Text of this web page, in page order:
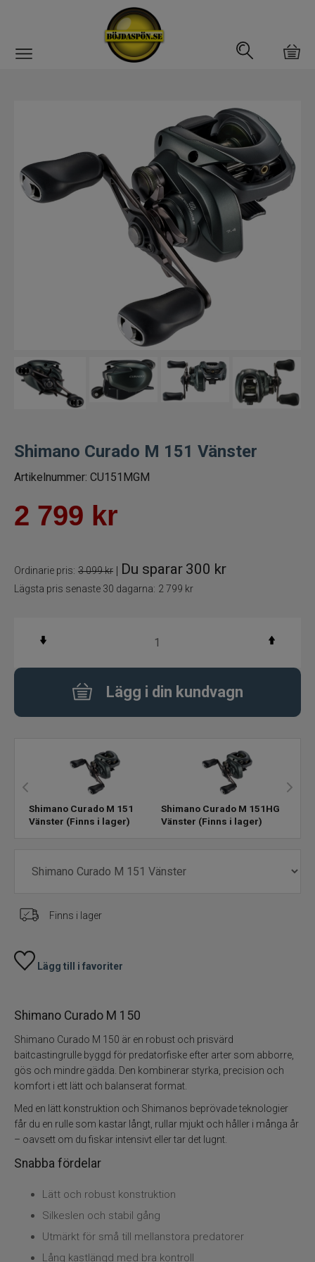
Interfiske
Rullar
Flugrullar
Tillbehör fiskerullar
Spön
Fiskeset
Fiskedrag
Småplock
Trolling
Varumärken
Shimano Curado M 151 Vänster
Artikelnummer: CU151MGM
2 799 kr
Ordinarie pris: 3 099 kr | Du sparar 300 kr
Lägsta pris senaste 30 dagarna: 2 799 kr
Lägg i din kundvagn
Shimano Curado M 151
Vänster (Finns i lager)
Shimano Curado M 151HG
Vänster (Finns i lager)
Finns i lager
Lägg till i favoriter
Shimano Curado M 150
Shimano Curado M 150 är en robust och prisvärd
baitcastingrulle byggd för predatorfiske efter arter som abborre,
gös och mindre gädda. Den kombinerar styrka, precision och
komfort i ett lätt och balanserat format.
Med en lätt konstruktion och Shimanos beprövade teknologier
får du en rulle som kastar långt, rullar mjukt och håller i många år
– oavsett om du fiskar intensivt eller tar det lugnt.
Snabba fördelar
Lätt och robust konstruktion
Silkeslen och stabil gång
Utmärkt för små till mellanstora predatorer
Lång kastlängd med bra kontroll